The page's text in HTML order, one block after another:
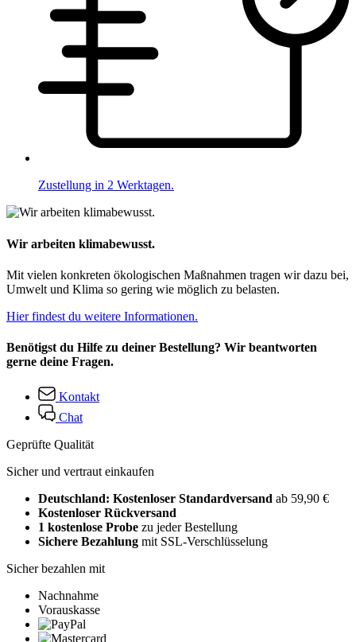
Zustellung in 2 Werktagen.
Wir arbeiten klimabewusst.
Mit vielen konkreten ökologischen Maßnahmen tragen wir dazu bei,
Umwelt und Klima so gering wie möglich zu belasten.
Hier findest du weitere Informationen.
Benötigst du Hilfe zu deiner Bestellung? Wir beantworten
gerne deine Fragen.
Kontakt
Chat
Geprüfte Qualität
Sicher und vertraut einkaufen
Deutschland: Kostenloser Standardversand ab 59,90 €
Kostenloser Rückversand
1 kostenlose Probe zu jeder Bestellung
Sichere Bezahlung mit SSL-Verschlüsselung
Sicher bezahlen mit
Nachnahme
Vorauskasse